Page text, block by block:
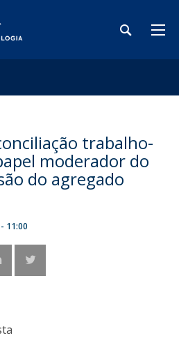
trabalho-
moderador do
do agregado
11:00